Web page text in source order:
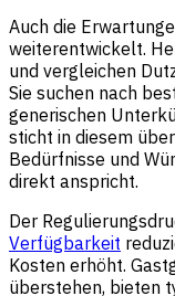
Auch die
weiterentwickelt.
und vergleichen
Sie suchen nach
generischen
sticht in diesem
Bedürfnisse und
direkt anspricht.
Der
Verfügbarkeit
Kosten erhöht.
überstehen, bieten